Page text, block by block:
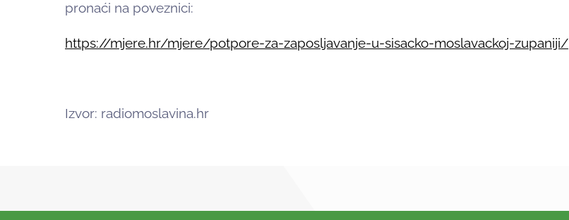
pronaći na poveznici:
https://mjere.hr/mjere/potpore-za-zaposljavanje-u-sisacko-moslavackoj-zupaniji/
Izvor: radiomoslavina.hr